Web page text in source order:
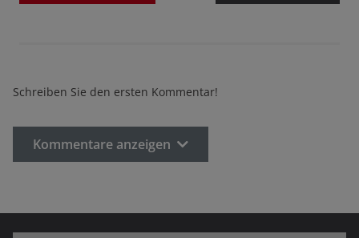
Schreiben Sie den ersten Kommentar!
Kommentare anzeigen